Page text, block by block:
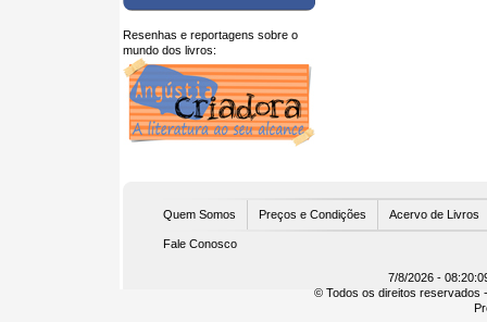
Resenhas e reportagens sobre o
mundo dos livros:
Quem Somos Preços e Condições Acervo de Livros
Fale Conosco
7/8/2026 -
© Todos os direitos reservados